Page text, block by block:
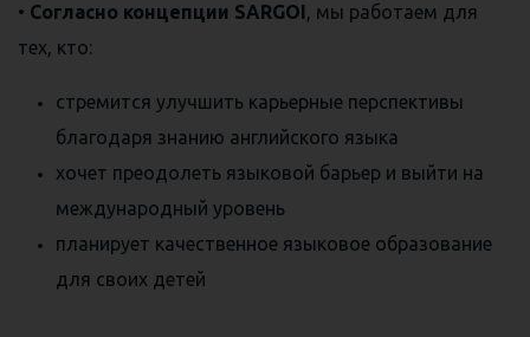
• Согласно концепции SARGOI, мы работаем для
тех, кто:
стремится улучшить карьерные перспективы
благодаря знанию английского языка
хочет преодолеть языковой барьер и выйти на
международный уровень
планирует качественное языковое образование
для своих детей